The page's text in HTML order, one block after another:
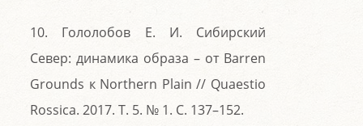
10. Гололобов Е. И. Сибирский
Север: динамика образа – от Barren
Grounds к Northern Plain // Quaestio
Rossica. 2017. Т. 5. № 1. С. 137–152.